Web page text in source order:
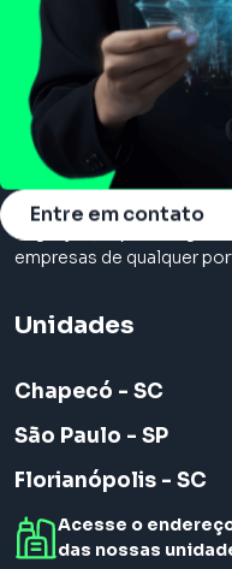
Entre em contato
Somos a principal
migração, suporte e
empresas de qualquer
Unidades
Chapecó - SC
São Paulo - SP
Florianópolis - SC
Acesse o
das nossas